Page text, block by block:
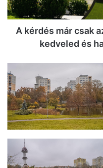
A kérdés már csak
kedveled és